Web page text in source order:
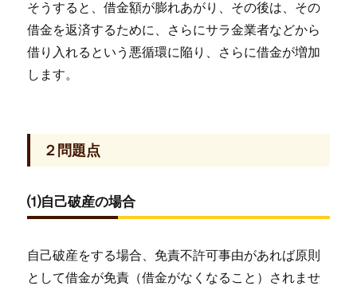
そうすると、借金額が膨れあがり、その後は、その
借金を返済するために、さらにサラ金業者などから
借り入れるという悪循環に陥り、さらに借金が増加
します。
２問題点
⑴自己破産の場合
自己破産をする場合、免責不許可事由があれば原則
として借金が免責（借金がなくなること）されませ